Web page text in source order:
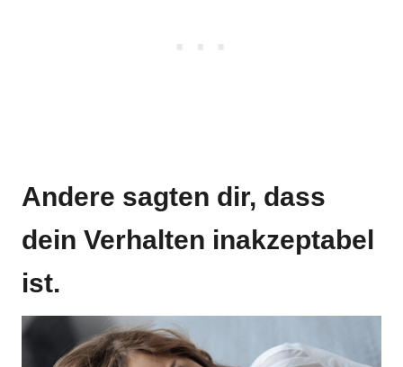
Andere sagten dir, dass
dein Verhalten inakzeptabel
ist.